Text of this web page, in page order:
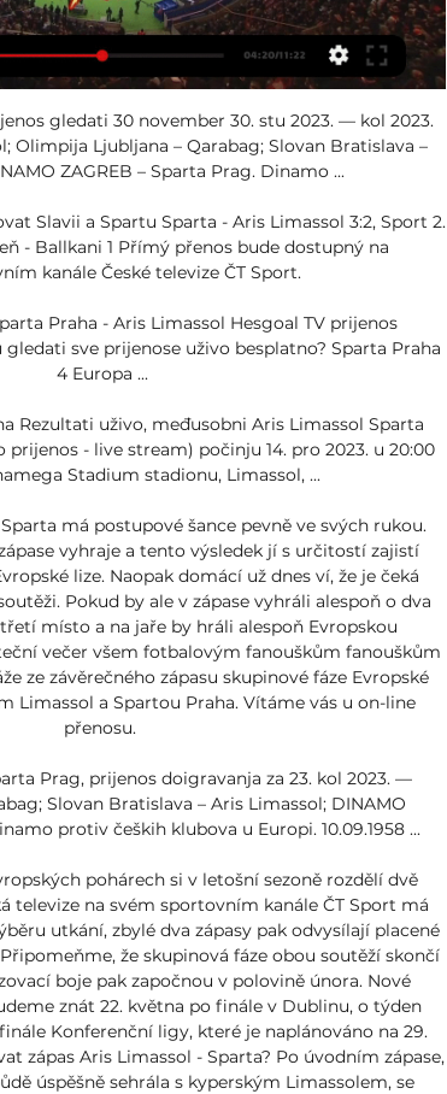
gledati 30 november 30. stu 2023. — kol 2023.
Olimpija Ljubljana – Qarabag; Slovan Bratislava –
ZAGREB – Sparta Prag. Dinamo ...
Slavii a Spartu Sparta - Aris Limassol 3:2, Sport 2.
- Ballkani 1 Přímý přenos bude dostupný na
kanále České televize ČT Sport.
Praha - Aris Limassol Hesgoal TV prijenos
sve prijenose uživo besplatno? Sparta Praha
4 Europa ...
Rezultati uživo, međusobni Aris Limassol Sparta
- live stream) počinju 14. pro 2023. u 20:00
Stadium stadionu, Limassol, ...
má postupové šance pevně ve svých rukou.
vyhraje a tento výsledek jí s určitostí zajistí
lize. Naopak domácí už dnes ví, že je čeká
Pokud by ale v zápase vyhráli alespoň o dva
místo a na jaře by hráli alespoň Evropskou
večer všem fotbalovým fanouškům fanouškům
ze závěrečného zápasu skupinové fáze Evropské
Limassol a Spartou Praha. Vítáme vás u on-line
přenosu.
Prag, prijenos doigravanja za 23. kol 2023. —
Slovan Bratislava – Aris Limassol; DINAMO
protiv čeških klubova u Europi. 10.09.1958 ...
pohárech si v letošní sezoně rozdělí dvě
televize na svém sportovním kanále ČT Sport má
utkání, zbylé dva zápasy pak odvysílají placené
že skupinová fáze obou soutěží skončí
boje pak započnou v polovině února. Nové
znát 22. května po finále v Dublinu, o týden
Konferenční ligy, které je naplánováno na 29.
zápas Aris Limassol - Sparta? Po úvodním zápase,
úspěšně sehrála s kyperským Limassolem, se